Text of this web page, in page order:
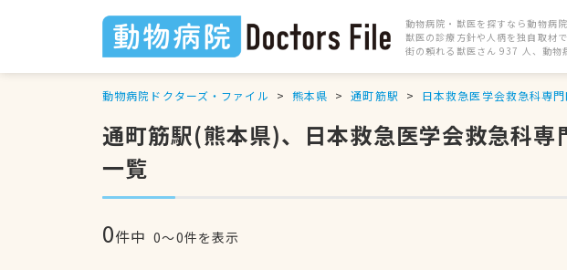
動物病院・獣医を探すなら動物病
獣医の診療方針や人柄を独自取材
街の頼れる獣医さん 937 人、動
動物病院ドクターズ・ファイル 熊本県 通町筋駅 日本救急医学会救急科専門
通町筋駅(熊本県)、日本救急医学会救急科専
一覧
0件中 0〜0件を表示